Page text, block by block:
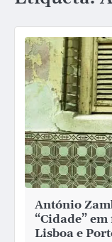
António
“Cidade”
Lisboa e